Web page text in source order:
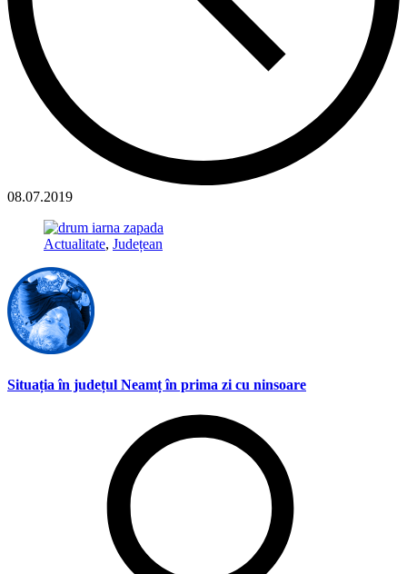
08.07.2019
Actualitate, Județean
Situația în județul Neamț în prima zi cu ninsoare